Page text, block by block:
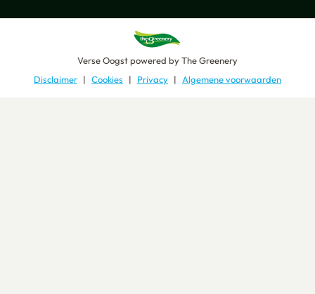
Verse Oogstpowered byThe Greenery
Disclaimer
Cookies Privacy Algemene voorwaarden